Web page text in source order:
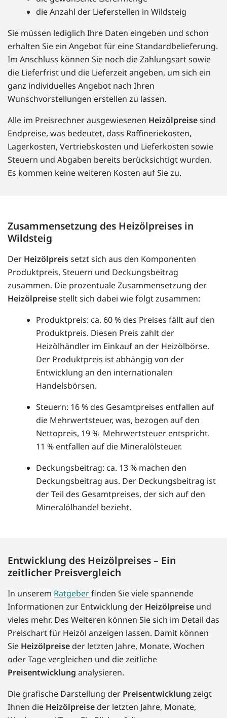
die Anzahl der Lieferstellen in Wildsteig
Sie müssen lediglich Ihre Daten eingeben und schon
erhalten Sie ein Angebot für eine Standardbelieferung.
Im Anschluss können Sie noch die Zahlungsart sowie
die Lieferfrist und die Lieferzeit angeben, um sich ein
ganz individuelles Angebot nach Ihren
Wunschvorstellungen erstellen zu lassen.
Alle im Preisrechner ausgewiesenen Heizölpreisesind
Endpreise, was bedeutet, dass Raffineriekosten,
Lagerkosten, Vertriebskosten und Lieferkosten sowie
Steuern und Abgaben bereits berücksichtigt wurden.
Es kommen keine weiteren Kosten auf Sie zu.
Zusammensetzung des Heizölpreises in
Wildsteig
Der Heizölpreissetzt sich aus den Komponenten
Produktpreis, Steuern und Deckungsbeitrag
zusammen. Die prozentuale Zusammensetzung der
Heizölpreisestellt sich dabei wie folgt zusammen:
Produktpreis: ca. 60 % des Preises fällt auf den
Produktpreis. Diesen Preis zahlt der
Heizölhändler im Einkauf an der Heizölbörse.
Der Produktpreis ist abhängig von der
Entwicklung an den internationalen
Handelsbörsen.
Steuern: 16 % des Gesamtpreises entfallen auf
die Mehrwertsteuer, was, bezogen auf den
Nettopreis, 19 % Mehrwertsteuer entspricht.
11 % entfallen auf die Mineralölsteuer.
Deckungsbeitrag: ca. 13 % machen den
Deckungsbeitrag aus. Der Deckungsbeitrag ist
der Teil des Gesamtpreises, der sich auf den
Mineralölhandel bezieht.
Entwicklung des Heizölpreises – Ein
zeitlicher Preisvergleich
In unserem Ratgeberfinden Sie viele spannende
Informationen zur Entwicklung der Heizölpreise und
vieles mehr. Des Weiteren können Sie sich im Detail das
Preischart für Heizöl anzeigen lassen. Damit können
Sie Heizölpreise der letzten Jahre, Monate, Wochen
oder Tage vergleichen und die zeitliche
Preisentwicklung analysieren.
Die grafische Darstellung der Preisentwicklung zeigt
Ihnen die Heizölpreise der letzten Jahre, Monate,